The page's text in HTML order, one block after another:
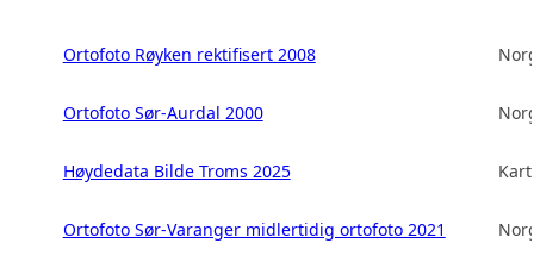
Ortofoto Røyken rektifisert 2008
Ortofoto Sør-Aurdal 2000
Høydedata Bilde Troms 2025
Ortofoto Sør-Varanger midlertidig ortofoto 2021